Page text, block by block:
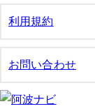
利用規約
お問い合わせ